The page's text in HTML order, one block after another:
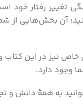
تغییر رفتار خود
آن بخش‌هایی از
خاص نیز در این کتاب
وجود دارد.
به همۀ دانش و